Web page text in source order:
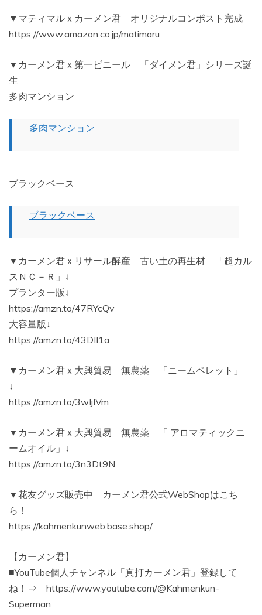
▼マティマルｘカーメン君 オリジナルコンポスト完成
https://www.amazon.co.jp/matimaru
▼カーメン君ｘ第一ビニール 「ダイメン君」シリーズ誕
生
多肉マンション
多肉マンション
ブラックベース
ブラックベース
▼カーメン君ｘリサール酵産 古い土の再生材 「超カル
スＮＣ－Ｒ」↓
プランター版↓
https://amzn.to/47RYcQv
大容量版↓
https://amzn.to/43DII1a
▼カーメン君ｘ大興貿易 無農薬 「ニームペレット」
↓
https://amzn.to/3wIjIVm
▼カーメン君ｘ大興貿易 無農薬 「 アロマティックニ
ームオイル」↓
https://amzn.to/3n3Dt9N
▼花友グッズ販売中 カーメン君公式WebShopはこち
ら！
https://kahmenkunweb.base.shop/
【カーメン君】
■YouTube個人チャンネル「真打カーメン君」登録して
ね！⇒ https://www.youtube.com/@Kahmenkun-
Superman